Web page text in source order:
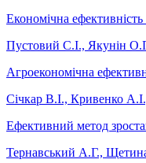
Економічна
Пустовий С.І., Якунін
Агроекономічна
Січкар В.І., Кривенко
Ефективний метод
Тернавський А.Г.,